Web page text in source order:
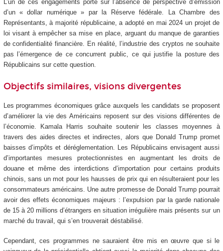
L’un de ces engagements porte sur l’absence de perspective d’émission
d’un « dollar numérique » par la Réserve fédérale. La Chambre des
Représentants, à majorité républicaine, a adopté en mai 2024 un projet de
loi visant à empêcher sa mise en place, arguant du manque de garanties
de confidentialité financière. En réalité, l’industrie des cryptos ne souhaite
pas l’émergence de ce concurrent public, ce qui justifie la posture des
Républicains sur cette question.
Objectifs similaires, visions divergentes
Les programmes économiques grâce auxquels les candidats se proposent
d’améliorer la vie des Américains reposent sur des visions différentes de
l’économie. Kamala Harris souhaite soutenir les classes moyennes à
travers des aides directes et indirectes, alors que Donald Trump promet
baisses d’impôts et déréglementation. Les Républicains envisagent aussi
d’importantes mesures protectionnistes en augmentant les droits de
douane et même des interdictions d’importation pour certains produits
chinois, sans un mot pour les hausses de prix qui en résulteraient pour les
consommateurs américains. Une autre promesse de Donald Trump pourrait
avoir des effets économiques majeurs : l’expulsion par la garde nationale
de 15 à 20 millions d’étrangers en situation irrégulière mais présents sur un
marché du travail, qui s’en trouverait déstabilisé.
Cependant, ces programmes ne sauraient être mis en œuvre que si le